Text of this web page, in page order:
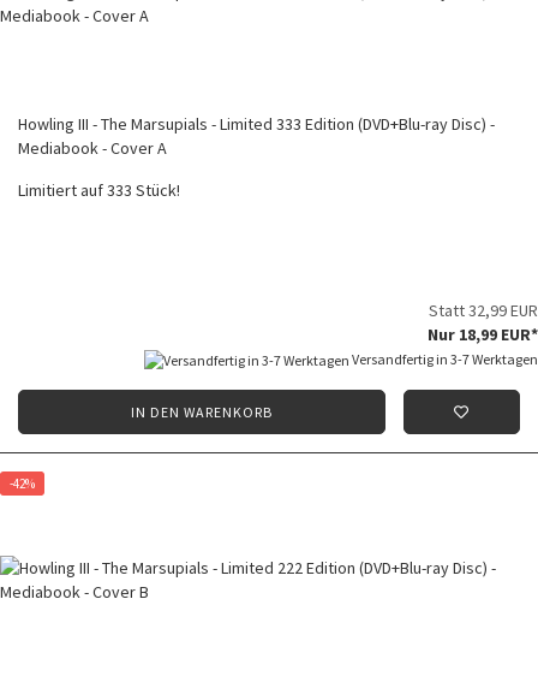
Howling III - The Marsupials - Limited 333 Edition (DVD+Blu-ray Disc) -
Mediabook - Cover A
Limitiert auf 333 Stück!
Statt 32,99 EUR
Nur 18,99 EUR*
Versandfertig in 3-7 Werktagen
IN DEN WARENKORB
-42%